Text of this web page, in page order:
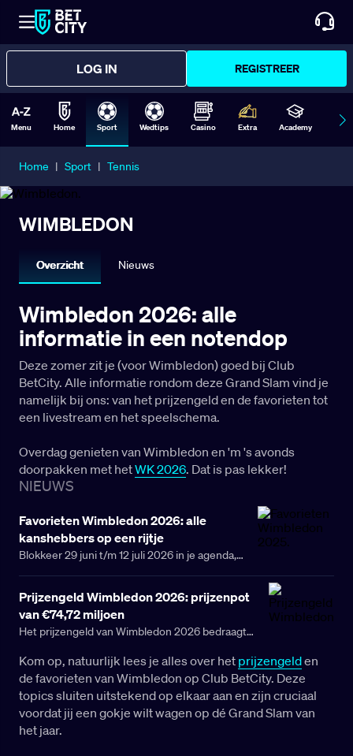
LOG IN REGISTREER
Menu Home Sport Wedtips Casino Extra Academy
Home | Sport | Tennis
WIMBLEDON
Overzicht Nieuws
Wimbledon 2026: alle
informatie in een notendop
Deze zomer zit je (voor Wimbledon) goed bij Club
BetCity. Alle informatie rondom deze Grand Slam vind je
namelijk bij ons: van het prijzengeld en de favorieten tot
een livestream en het speelschema.
Overdag genieten van Wimbledon en 'm 's avonds
doorpakken met hetWK 2026. Dat is pas lekker!
NIEUWS
Favorieten Wimbledon 2026: alle
kanshebbers op een rijtje
Blokkeer 29 juni t/m 12 juli 2026 in je agenda,
want gedurende deze data wordt Wimbledon in
Londen afgewerkt.
Prijzengeld Wimbledon 2026: prijzenpot
van €74,72 miljoen
Het prijzengeld van Wimbledon 2026 bedraagt
het enkelspel ontvangt €4,16 miljoen, terwijl zelfs
een nederlaag in de eerste ronde nog €92.000
oplevert. Bekijk hieronder het volledige overzicht
van alle prijzengelden, inclusief dubbelspel en
rolstoeltennis.
Kom op, natuurlijk lees je alles over het prijzengelden
de favorieten van Wimbledon op Club BetCity. Deze
topics sluiten uitstekend op elkaar aan en zijn cruciaal
voordat jij een gokje wilt wagen op dé Grand Slam van
het jaar.